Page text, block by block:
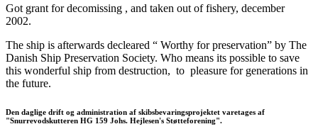
Got grant for decomissing , and taken out of fishery, december
2002.
The ship is afterwards decleared “ Worthy for preservation” by The
Danish Ship Preservation Society. Who means its possible to save
this wonderful ship from destruction, to pleasure for generations in
the future.
Den daglige drift og administration af skibsbevaringsprojektet varetages af
"Snurrevodskutteren HG 159 Johs. Hejlesen's Støtteforening".